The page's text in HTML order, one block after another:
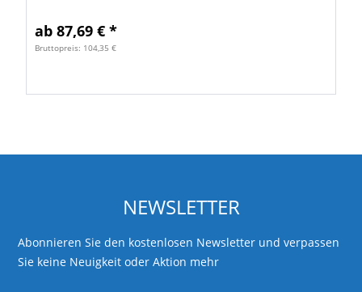
ab 87,69 € *
Bruttopreis: 104,35 €
NEWSLETTER
Abonnieren Sie den kostenlosen Newsletter und verpassen
Sie keine Neuigkeit oder Aktion mehr